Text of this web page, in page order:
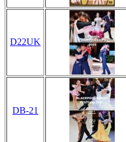
D22UK
DB-21